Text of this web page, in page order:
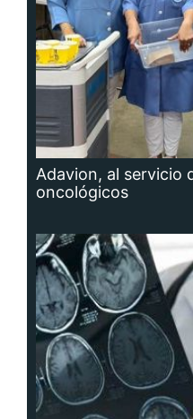
Adavion, al servicio
oncológicos